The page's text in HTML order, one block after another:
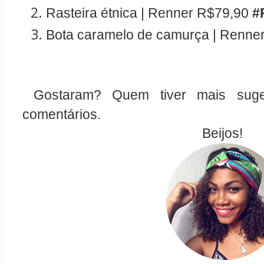
Rasteira étnica | Renner R$79,90
Bota caramelo de camurça |
comentários.
Beijos!